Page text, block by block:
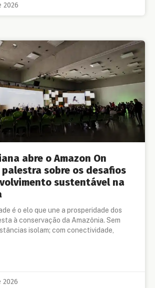
2026
abre o Amazon On
palestra sobre os desafios
sustentável na
é o elo que une a prosperidade dos
à conservação da Amazônia. Sem
isolam; com conectividade,
2026